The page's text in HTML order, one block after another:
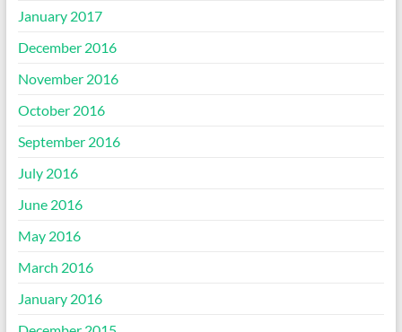
January 2017
December 2016
November 2016
October 2016
September 2016
July 2016
June 2016
May 2016
March 2016
January 2016